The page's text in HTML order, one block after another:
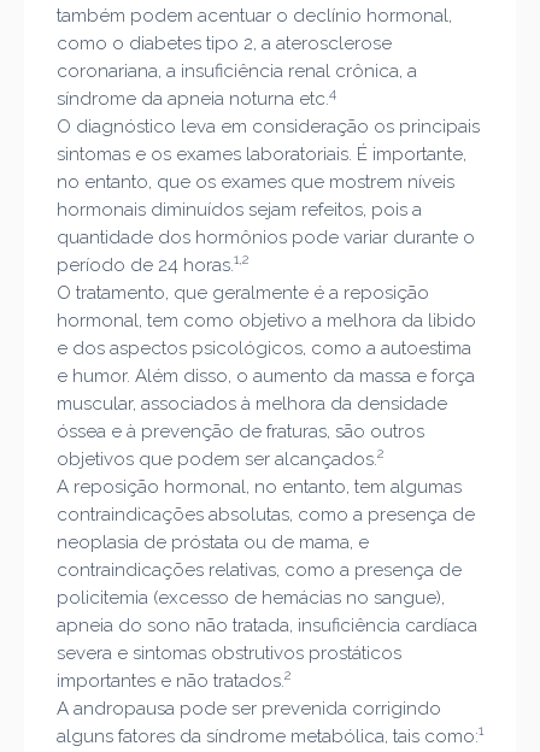
também podem acentuar o declínio hormonal,
como o diabetes tipo 2, a aterosclerose
coronariana, a insuficiência renal crônica, a
síndrome da apneia noturna etc.4
O diagnóstico leva em consideração os principais
sintomas e os exames laboratoriais. É importante,
no entanto, que os exames que mostrem níveis
hormonais diminuídos sejam refeitos, pois a
quantidade dos hormônios pode variar durante o
período de 24 horas.1,2
O tratamento, que geralmente é a reposição
hormonal, tem como objetivo a melhora da libido
e dos aspectos psicológicos, como a autoestima
e humor. Além disso, o aumento da massa e força
muscular, associados à melhora da densidade
óssea e à prevenção de fraturas, são outros
objetivos que podem ser alcançados.2
A reposição hormonal, no entanto, tem algumas
contraindicações absolutas, como a presença de
neoplasia de próstata ou de mama, e
contraindicações relativas, como a presença de
policitemia (excesso de hemácias no sangue),
apneia do sono não tratada, insuficiência cardíaca
severa e sintomas obstrutivos prostáticos
importantes e não tratados.2
A andropausa pode ser prevenida corrigindo
alguns fatores da síndrome metabólica, tais como:1